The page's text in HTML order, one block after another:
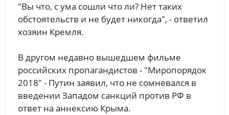
"Вы что, с ума сошли что ли? Нет таких
обстоятельств и не будет никогда", - ответил
хозяин Кремля.
В другом недавно вышедшем фильме
российских пропагандистов - "Миропорядок
2018" - Путин заявил, что не сомневался в
введении Западом санкций против РФ в
ответ на аннексию Крыма.